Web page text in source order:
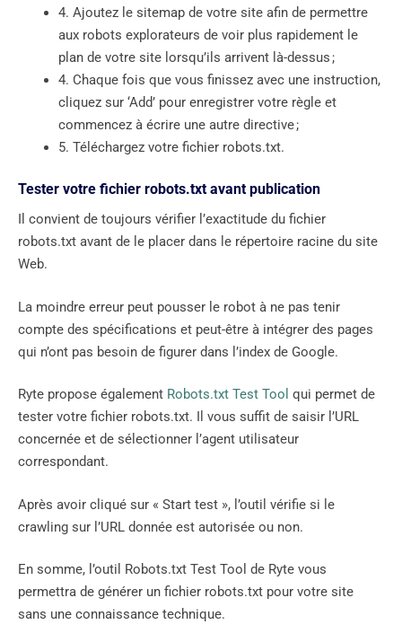
4. Ajoutez le sitemap de votre site afin de permettre
aux robots explorateurs de voir plus rapidement le
plan de votre site lorsqu’ils arrivent là-dessus ;
4. Chaque fois que vous finissez avec une instruction,
cliquez sur ‘Add’ pour enregistrer votre règle et
commencez à écrire une autre directive ;
5. Téléchargez votre fichier robots.txt.
Tester votre fichier robots.txt avant publication
Il convient de toujours vérifier l’exactitude du fichier
robots.txt avant de le placer dans le répertoire racine du site
Web.
La moindre erreur peut pousser le robot à ne pas tenir
compte des spécifications et peut-être à intégrer des pages
qui n’ont pas besoin de figurer dans l’index de Google.
Ryte propose également Robots.txt Test Tool qui permet de
tester votre fichier robots.txt. Il vous suffit de saisir l’URL
concernée et de sélectionner l’agent utilisateur
correspondant.
Après avoir cliqué sur « Start test », l’outil vérifie si le
crawling sur l’URL donnée est autorisée ou non.
En somme, l’outil Robots.txt Test Tool de Ryte vous
permettra de générer un fichier robots.txt pour votre site
sans une connaissance technique.